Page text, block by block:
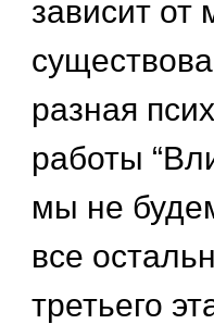
зависит от
разная
работы
мы не
все
третьего